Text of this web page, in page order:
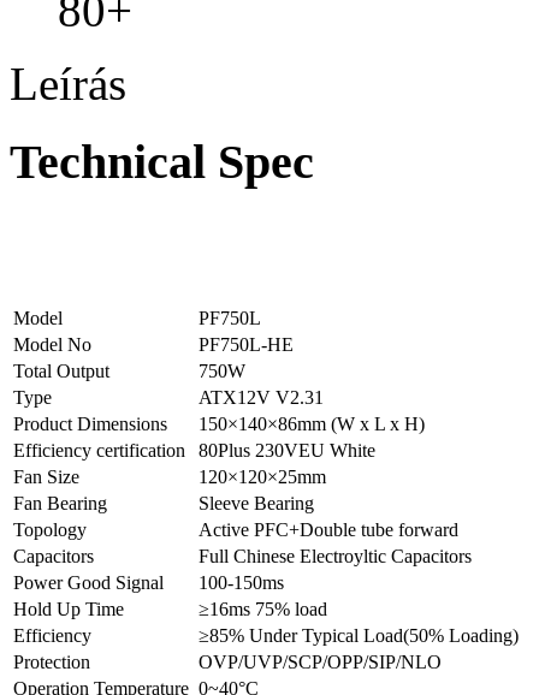
Leírás
Technical Spec
Model
PF750L
Model No
PF750L-HE
Total Output
750W
Type
ATX12V V2.31
Product Dimensions
150×140×86mm (W x L x H)
Efficiency certification
80Plus 230VEU White
Fan Size
120×120×25mm
Fan Bearing
Sleeve Bearing
Topology
Active PFC+Double tube forward
Capacitors
Full Chinese Electroyltic Capacitors
Power Good Signal
100-150ms
Hold Up Time
≥16ms 75% load
Efficiency
≥85% Under Typical Load(50% Loading)
Protection
OVP/UVP/SCP/OPP/SIP/NLO
Operation Temperature 0~40°C